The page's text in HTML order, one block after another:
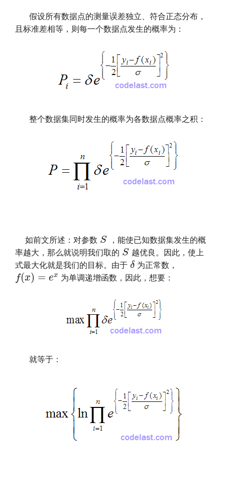
假设所有数据点的测量误差独立、符合正态分布，
且标准差相等，则每一个数据点发生的概率为：
整个数据集同时发生的概率为各数据点概率之积：
如前文所述：对参数 S
S
，能使已知数据集发生的概
率越大，那么就说明我们取的 S
S 越优良。因此，使上
式最大化就是我们的目标。由于 δδ 为正常数，
f(x) = ex
f(x)=ex 为单调递增函数，因此，想要：
就等于：